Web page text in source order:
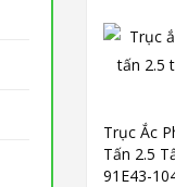
Trục Ắc
Tấn 2.5
91E43-